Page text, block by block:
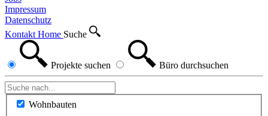
Impressum
Datenschutz
Kontakt Home Suche
Projekte suchen Büro durchsuchen
Wohnbauten